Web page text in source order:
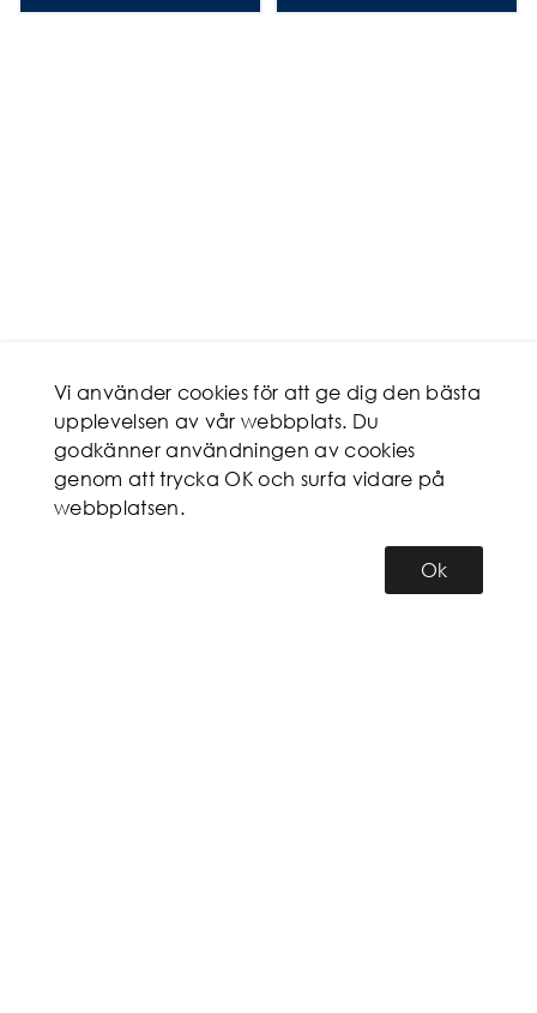
Vi använder cookies för att ge dig den bästa
upplevelsen av vår webbplats. Du
godkänner användningen av cookies
genom att trycka OK och surfa vidare på
webbplatsen.
Ok